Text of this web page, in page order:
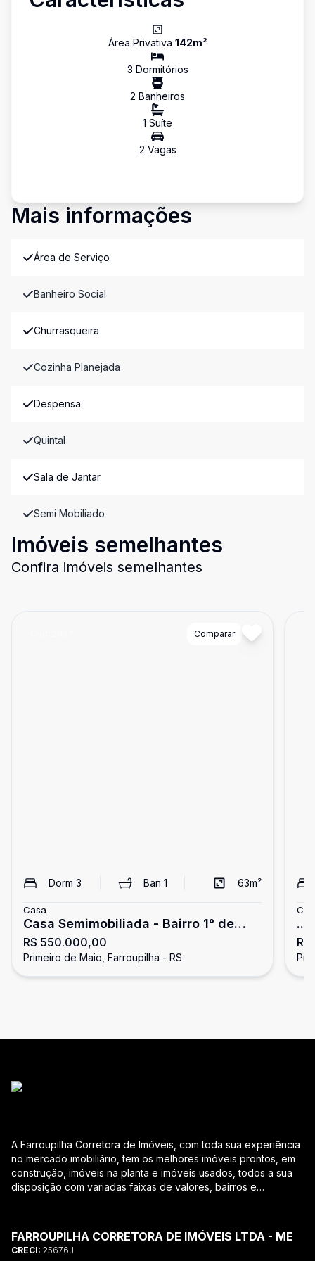
Área Privativa 142m²
3 Dormitórios
2 Banheiros
1 Suíte
2 Vagas
Mais informações
Área de Serviço
Banheiro Social
Churrasqueira
Cozinha Planejada
Despensa
Quintal
Sala de Jantar
Semi Mobiliado
Imóveis semelhantes
Confira imóveis semelhantes
Comparar
Dorm 3 Ban 1 63m²
Casa
Casa Semimobiliada - Bairro 1° de
Maio
R$ 550.000,00
Primeiro de Maio, Farroupilha - RS
...
A Farroupilha Corretora de Imóveis, com toda sua experiência
no mercado imobiliário, tem os melhores imóveis prontos, em
construção, imóveis na planta e imóveis usados, todos a sua
disposição com variadas faixas de valores, bairros e
ao CRECI-RS – estarão sempre prontos para responder-lhe
todas as suas dúvidas sobre casas, apartamentos, terrenos,
salas comerciais e outros produtos imobiliários. Quais
FARROUPILHA CORRETORA DE IMÓVEIS LTDA - ME
CRECI: 25676J